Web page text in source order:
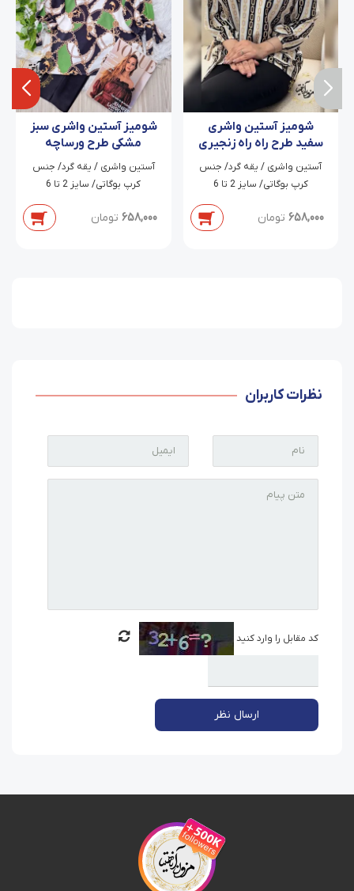
شومیز آستین واشری
سفید طرح راه راه زنجیری
آتوسا
آستین واشری / یقه گرد/ جنس
کرپ بوگاتی/ سایز 2 تا 6
658,000 تومان
شومیز آستین واشری سبز
مشکی طرح ورساچه
زنجیری
آستین واشری / یقه گرد/ جنس
کرپ بوگاتی/ سایز 2 تا 6
658,000 تومان
نظرات کاربران
کد مقابل را وارد کنید
ارسال نظر